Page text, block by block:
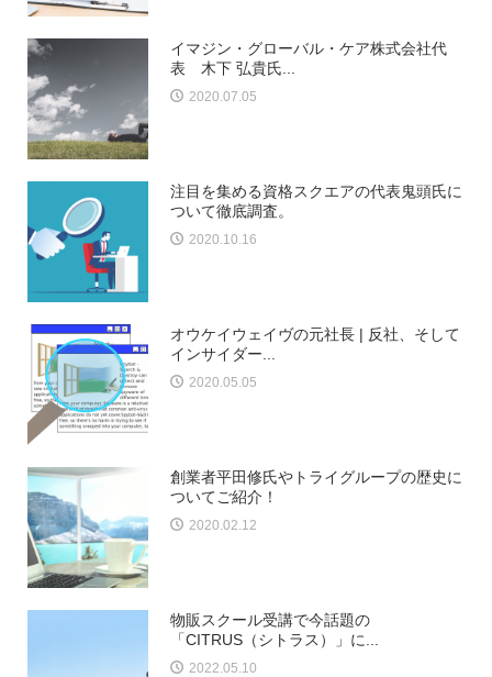
イマジン・グローバル・ケア株式会社代
表 木下 弘貴氏...
2020.07.05
注目を集める資格スクエアの代表鬼頭氏に
ついて徹底調査。
2020.10.16
オウケイウェイヴの元社長 | 反社、そして
インサイダー...
2020.05.05
創業者平田修氏やトライグループの歴史に
ついてご紹介！
2020.02.12
物販スクール受講で今話題の
「CITRUS（シトラス）」に...
2022.05.10